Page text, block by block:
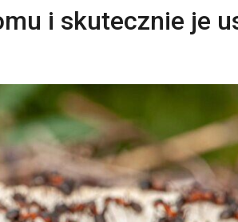
i skutecznie je